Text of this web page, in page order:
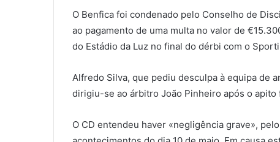
O Benfica foi condenado pelo Conselho de
ao pagamento de uma multa no valor de
do Estádio da Luz no final do dérbi com o
Alfredo Silva, que pediu desculpa à equipa de
dirigiu-se ao árbitro João Pinheiro após o
O CD entendeu haver «negligência grave»,